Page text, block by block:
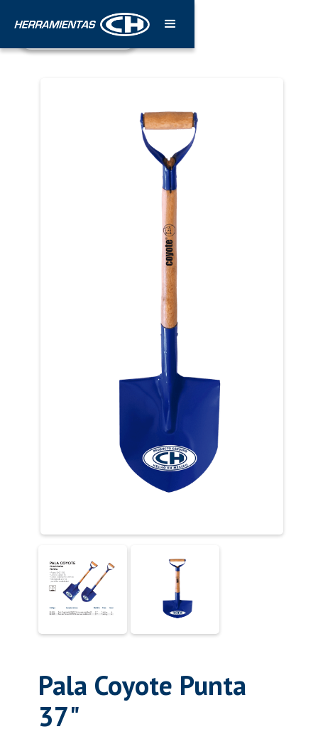
¡Póngase en contacto!
Pala Coyote Punta
37"